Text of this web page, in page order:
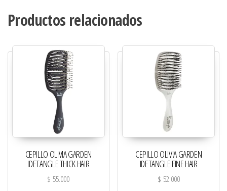
Productos relacionados
CEPILLO OLIVIA GARDEN
IDETANGLE THICK HAIR
$ 55.000
CEPILLO OLIVIA GARDEN
IDETANGLE FINE HAIR
$ 52.000